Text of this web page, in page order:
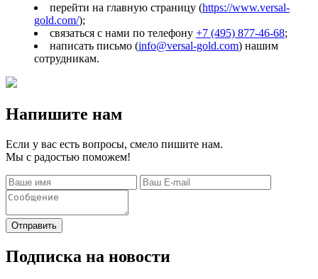
перейти на главную страницу (https://www.versal-
gold.com/);
связаться с нами по телефону +7 (495) 877-46-68;
написать письмо (info@versal-gold.com) нашим
сотрудникам.
Напишите нам
Если у вас есть вопросы, смело пишите нам.
Мы с радостью поможем!
Подписка на новости